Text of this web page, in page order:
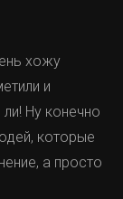
хожу
и
Ну конечно
которые
а просто